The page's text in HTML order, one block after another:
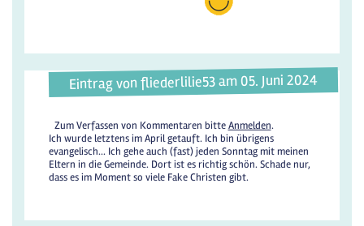
Eintrag von fliederlilie53 am 05. Juni 2024
Zum Verfassen von Kommentaren bitteAnmelden.
Ich wurde letztens im April getauft. Ich bin übrigens
evangelisch... Ich gehe auch (fast) jeden Sonntag mit meinen
Eltern in die Gemeinde. Dort ist es richtig schön. Schade nur,
dass es im Moment so viele Fake Christen gibt.